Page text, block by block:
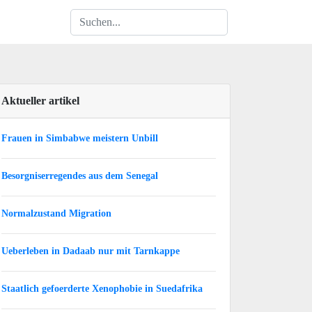
Aktueller artikel
Frauen in Simbabwe meistern Unbill
Besorgniserregendes aus dem Senegal
Normalzustand Migration
Ueberleben in Dadaab nur mit Tarnkappe
Staatlich gefoerderte Xenophobie in Suedafrika